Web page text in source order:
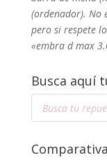
(ordenador). No
pero si respete
«embra d max
Busca aquí
Búsqueda